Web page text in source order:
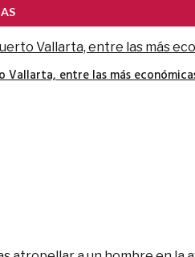
entre las más